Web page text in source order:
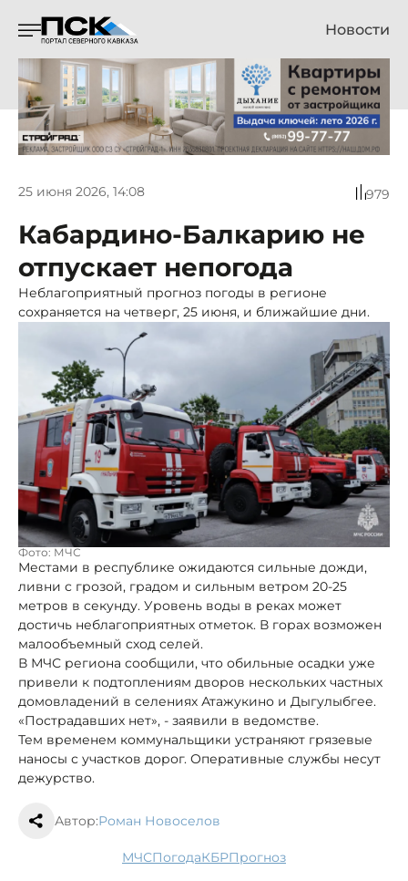
Новости
25 июня 2026, 14:08 979
Кабардино-Балкарию не
отпускает непогода
Неблагоприятный прогноз погоды в регионе
сохраняется на четверг, 25 июня, и ближайшие дни.
Фото: МЧС
Местами в республике ожидаются сильные дожди,
ливни с грозой, градом и сильным ветром 20-25
метров в секунду. Уровень воды в реках может
достичь неблагоприятных отметок. В горах возможен
малообъемный сход селей.
В МЧС региона сообщили, что обильные осадки уже
привели к подтоплениям дворов нескольких частных
домовладений в селениях Атажукино и Дыгулыбгее.
«Пострадавших нет», - заявили в ведомстве.
Тем временем коммунальщики устраняют грязевые
наносы с участков дорог. Оперативные службы несут
дежурство.
Автор:Роман Новоселов
МЧС погода КБР прогноз